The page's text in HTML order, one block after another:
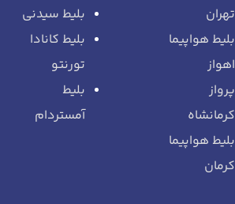
تهران
بلیط هواپیما
اهواز
پرواز
کرمانشاه
بلیط هواپیما
کرمان
بلیط سیدنی
بلیط کانادا
تورنتو
بلیط
آمستردام